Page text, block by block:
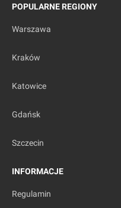
POPULARNE REGIONY
Warszawa
Kraków
Katowice
Gdańsk
Szczecin
INFORMACJE
Regulamin